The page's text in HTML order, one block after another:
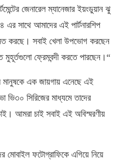
জেনারেল ম্যানেজার ইয়ংডুয়ান ঝু
সাথে আমাদের এই পার্টনারশিপ
করছে। সবাই খেলা উপভোগ করছেন
মুহূর্তগুলো ফ্রেমবন্দী করতে পারছেন।“
মানুষকে এক জায়গায় এনেছে এই
সিরিজের মাধ্যমে তাদের
আমরা চাই সবাই এই অবিস্মরণীয়
ফটোগ্রাফিকে এগিয়ে নিয়ে